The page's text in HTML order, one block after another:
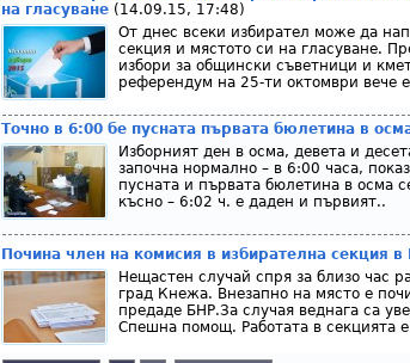
на гласуване(14.09.15, 17:48)
От днес всеки избирател може да
секция и мястото си на гласуване.
избори за общински съветници и
референдум на 25-ти октомври вече
Точно в 6:00 бе пусната първата бюлетина в
Изборният ден в осма, девета и
започна нормално – в 6:00 часа,
пусната и първата бюлетина в осма
късно – 6:02 ч. е даден и първият..
Почина член на комисия в избирателна секция
Нещастен случай спря за близо час
град Кнежа. Внезапно на място е
предаде БНР.За случая веднага са
Спешна помощ. Работата в секцията е